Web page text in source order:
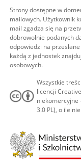
Strony dostępne w
mailowych. Użytkownik
mail zgadza się na
dobrowolnie podanych
odpowiedzi na
każdą z jednostek
osobowych.
Wszystkie
licencji
niekomercyjne
3.0 PL), o ile